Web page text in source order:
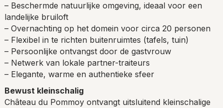
– Beschermde natuurlijke omgeving, ideaal voor een
landelijke bruiloft
– Overnachting op het domein voor circa 20 personen
– Flexibel in te richten buitenruimtes (tafels, tuin)
– Persoonlijke ontvangst door de gastvrouw
– Netwerk van lokale partner-traiteurs
– Elegante, warme en authentieke sfeer
Bewust kleinschalig
Château du Pommoy ontvangt uitsluitend kleinschalige